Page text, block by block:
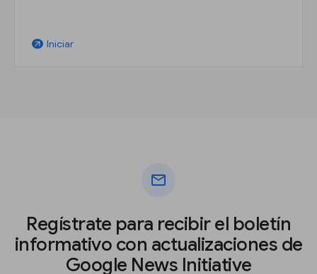
arrow_outward Iniciar
mail
Regístrate para recibir el boletín
informativo con actualizaciones de
Google News Initiative